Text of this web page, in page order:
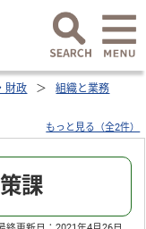
財政
組織と業務
もっと見る（全2件）
課